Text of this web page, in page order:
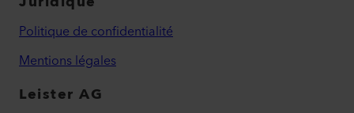
Politique de confidentialité
Mentions légales
Leister AG